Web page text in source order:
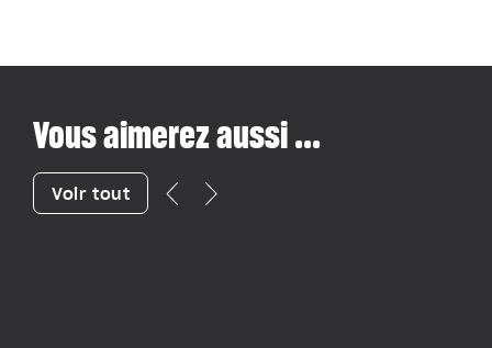
Vous aimerez aussi ...
Voir tout